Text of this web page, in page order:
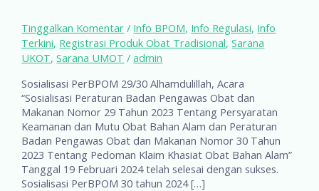
Tinggalkan Komentar / Info BPOM, Info Regulasi, Info
Terkini, Registrasi Produk Obat Tradisional,Sarana
UKOT,Sarana UMOT /admin
Sosialisasi PerBPOM 29/30 Alhamdulillah, Acara
“Sosialisasi Peraturan Badan Pengawas Obat dan
Makanan Nomor 29 Tahun 2023 Tentang Persyaratan
Keamanan dan Mutu Obat Bahan Alam dan Peraturan
Badan Pengawas Obat dan Makanan Nomor 30 Tahun
2023 Tentang Pedoman Klaim Khasiat Obat Bahan Alam”
Tanggal 19 Februari 2024 telah selesai dengan sukses.
Sosialisasi PerBPOM 30 tahun 2024 […]